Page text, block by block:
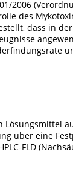
2006
des
dass in
über eine
FLD